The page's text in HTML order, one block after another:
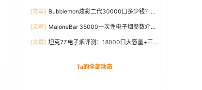
[文章] Bubblemon炫彩二代30000口多少钱？最
[文章] MaloneBar 35000一次性电子烟参数介
[文章] 坦克7Z电子烟评测：18000口大容量+三
Ta的全部动态